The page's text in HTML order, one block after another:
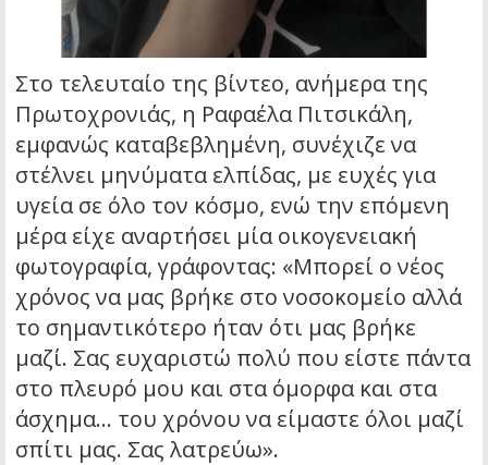
Στο τελευταίο της βίντεο, ανήμερα της
Πρωτοχρονιάς, η Ραφαέλα Πιτσικάλη,
εμφανώς καταβεβλημένη, συνέχιζε να
στέλνει μηνύματα ελπίδας, με ευχές για
υγεία σε όλο τον κόσμο, ενώ την επόμενη
μέρα είχε αναρτήσει μία οικογενειακή
φωτογραφία, γράφοντας: «Μπορεί ο νέος
χρόνος να μας βρήκε στο νοσοκομείο αλλά
το σημαντικότερο ήταν ότι μας βρήκε
μαζί. Σας ευχαριστώ πολύ που είστε πάντα
στο πλευρό μου και στα όμορφα και στα
άσχημα… του χρόνου να είμαστε όλοι μαζί
σπίτι μας. Σας λατρεύω».